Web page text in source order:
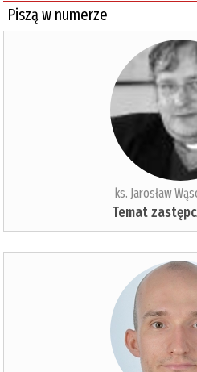
Piszą w numerze
ks. Jarosław
Temat